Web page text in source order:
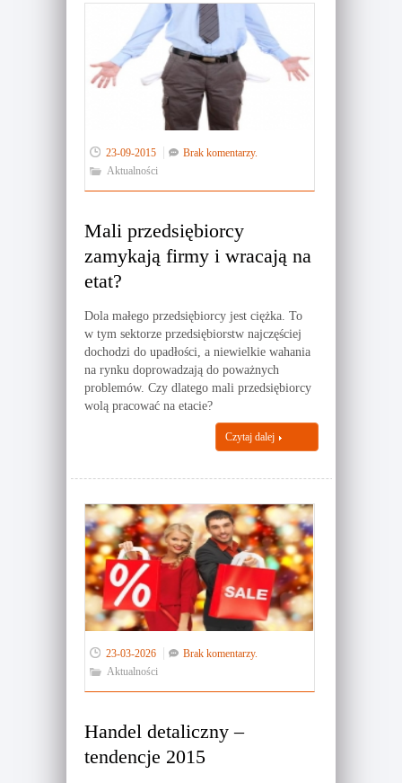
23-09-2015
Brak komentarzy.
Aktualności
Mali przedsiębiorcy
zamykają firmy i wracają na
etat?
Dola małego przedsiębiorcy jest ciężka. To
w tym sektorze przedsiębiorstw najczęściej
dochodzi do upadłości, a niewielkie wahania
na rynku doprowadzają do poważnych
problemów. Czy dlatego mali przedsiębiorcy
wolą pracować na etacie?
Czytaj dalej
23-03-2026
Brak komentarzy.
Aktualności
Handel detaliczny –
tendencje 2015